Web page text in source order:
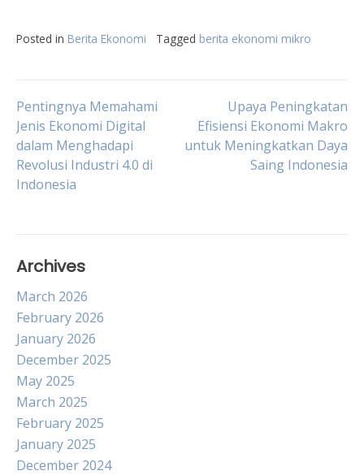
Posted in Berita Ekonomi Tagged berita ekonomi mikro
Post
navigation
Pentingnya Memahami
Jenis Ekonomi Digital
dalam Menghadapi
Revolusi Industri 4.0 di
Indonesia
Upaya Peningkatan
Efisiensi Ekonomi Makro
untuk Meningkatkan Daya
Saing Indonesia
Archives
March 2026
February 2026
January 2026
December 2025
May 2025
March 2025
February 2025
January 2025
December 2024